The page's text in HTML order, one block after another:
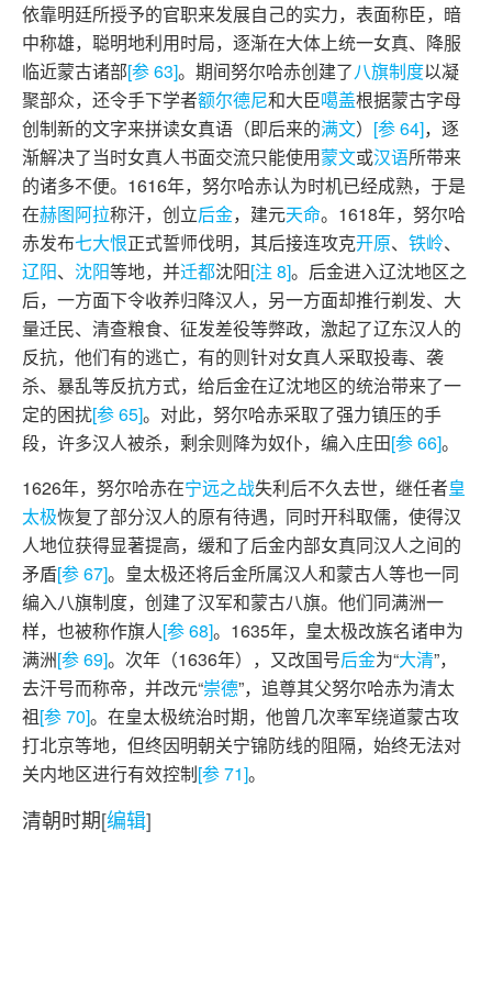
依靠明廷所授予的官职来发展自己的实力，表面称臣，暗
中称雄，聪明地利用时局，逐渐在大体上统一女真、降服
临近蒙古诸部[参 63]。期间努尔哈赤创建了八旗制度以凝
聚部众，还令手下学者额尔德尼和大臣噶盖根据蒙古字母
创制新的文字来拼读女真语（即后来的满文） [参 64]，逐
渐解决了当时女真人书面交流只能使用蒙文或汉语所带来
的诸多不便。1616年，努尔哈赤认为时机已经成熟，于是
在赫图阿拉称汗，创立后金，建元天命。1618年，努尔哈
赤发布七大恨正式誓师伐明，其后接连攻克开原、 铁岭、
辽阳、 沈阳等地，并迁都沈阳[注 8]。后金进入辽沈地区之
后，一方面下令收养归降汉人，另一方面却推行剃发、大
量迁民、清查粮食、征发差役等弊政，激起了辽东汉人的
反抗，他们有的逃亡，有的则针对女真人采取投毒、袭
杀、暴乱等反抗方式，给后金在辽沈地区的统治带来了一
定的困扰[参 65]。对此，努尔哈赤采取了强力镇压的手
段，许多汉人被杀，剩余则降为奴仆，编入庄田[参 66]。
1626年，努尔哈赤在宁远之战失利后不久去世，继任者皇
太极恢复了部分汉人的原有待遇，同时开科取儒，使得汉
人地位获得显著提高，缓和了后金内部女真同汉人之间的
矛盾[参 67]。皇太极还将后金所属汉人和蒙古人等也一同
编入八旗制度，创建了汉军和蒙古八旗。他们同满洲一
样，也被称作旗人[参 68]。1635年，皇太极改族名诸申为
满洲[参 69]。次年（1636年），又改国号后金为“大清”，
去汗号而称帝，并改元“崇德”，追尊其父努尔哈赤为清太
祖[参 70]。在皇太极统治时期，他曾几次率军绕道蒙古攻
打北京等地，但终因明朝关宁锦防线的阻隔，始终无法对
关内地区进行有效控制[参 71]。
清朝时期[编辑]